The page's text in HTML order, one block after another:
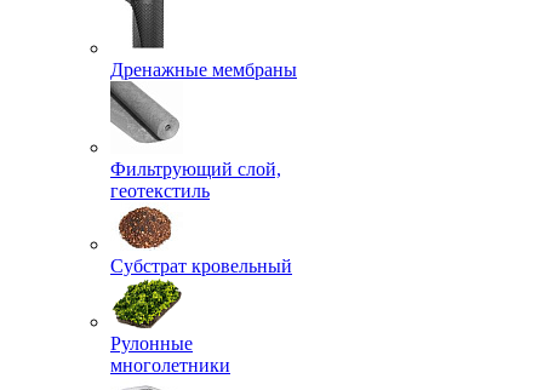
Дренажные мембраны
Фильтрующий слой,
геотекстиль
Субстрат кровельный
Рулонные
многолетники